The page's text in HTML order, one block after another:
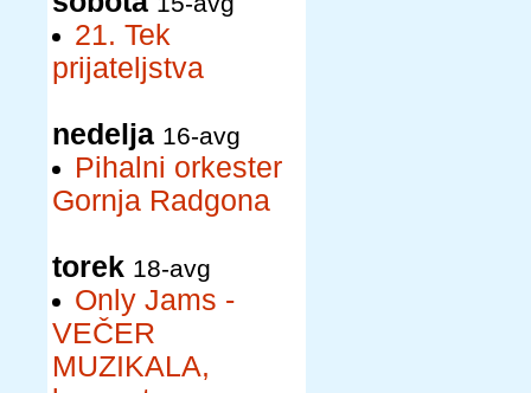
21. Tek
prijateljstva
nedelja 16-avg
Pihalni orkester
Gornja Radgona
torek 18-avg
Only Jams -
VEČER
MUZIKALA,